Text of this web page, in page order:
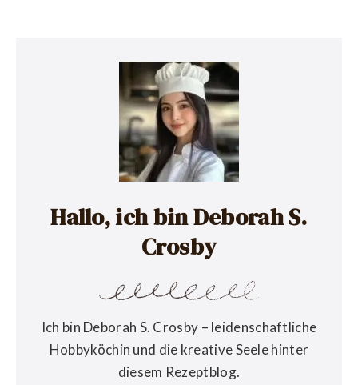
Hallo, ich bin Deborah S.
Crosby
Ich bin Deborah S. Crosby – leidenschaftliche
Hobbyköchin und die kreative Seele hinter
diesem Rezeptblog.